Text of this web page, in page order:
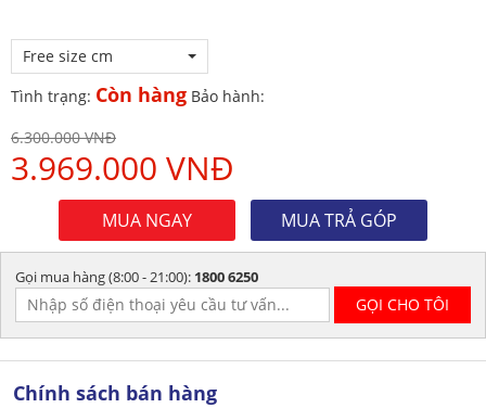
Free size cm
Tình trạng: Còn hàng Bảo hành:
6.300.000 VNĐ
3.969.000 VNĐ
MUA NGAY MUA TRẢ GÓP
Gọi mua hàng (8:00 - 21:00): 1800 6250
Chính sách bán hàng